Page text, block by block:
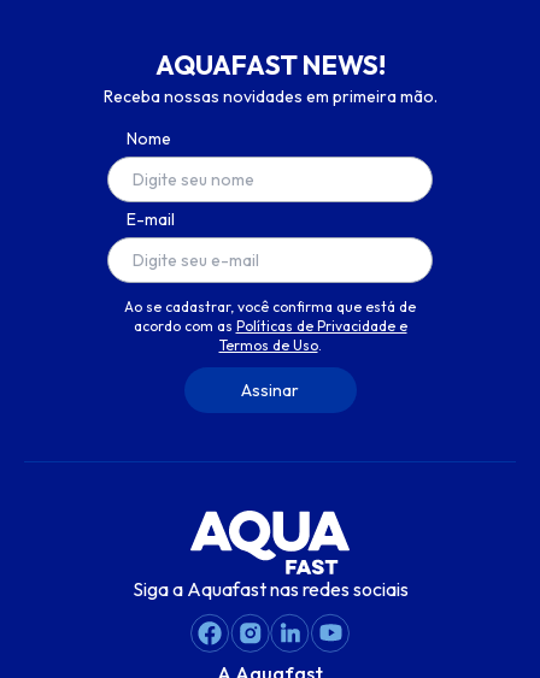
AQUAFAST NEWS!
Receba nossas novidades em primeira mão.
Nome
E-mail
Ao se cadastrar, você confirma que está de
acordo com as Políticas de Privacidade e
Termos de Uso.
Siga a Aquafast nas redes sociais